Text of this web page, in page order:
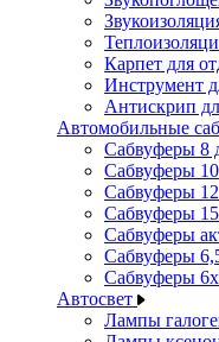
Карпет для
Инструмент
Антискрип
Автомобильные
Сабвуферы 8
Сабвуферы
Сабвуферы
Сабвуферы
Сабвуферы
Сабвуферы
Сабвуферы
Автосвет
Лампы